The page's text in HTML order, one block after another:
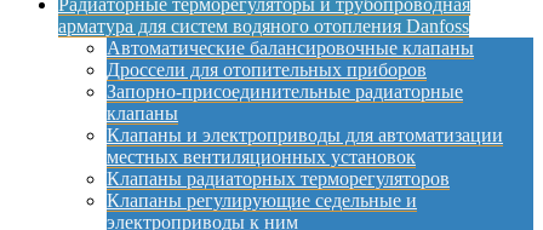
Радиаторные терморегуляторы и трубопроводная
арматура для систем водяного отопления Danfoss
Автоматические балансировочные клапаны
Дроссели для отопительных приборов
Запорно-присоединительные радиаторные
клапаны
Клапаны и электроприводы для автоматизации
местных вентиляционных установок
Клапаны радиаторных терморегуляторов
Клапаны регулирующие седельные и
электроприводы к ним